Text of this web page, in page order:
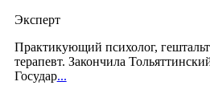
Эксперт
Практикующий психолог,
терапевт. Закончила
Государ...